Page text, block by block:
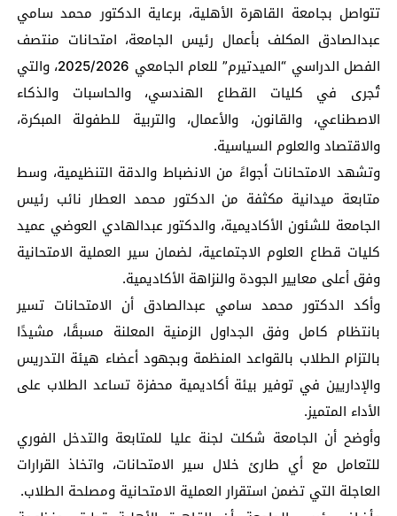
تتواصل بجامعة القاهرة الأهلية، برعاية الدكتور محمد سامي
عبدالصادق المكلف بأعمال رئيس الجامعة، امتحانات منتصف
الفصل الدراسي “الميدتيرم” للعام الجامعي 2025/2026، والتي
تُجرى في كليات القطاع الهندسي، والحاسبات والذكاء
الاصطناعي، والقانون، والأعمال، والتربية للطفولة المبكرة،
والاقتصاد والعلوم السياسية.
وتشهد الامتحانات أجواءً من الانضباط والدقة التنظيمية، وسط
متابعة ميدانية مكثفة من الدكتور محمد العطار نائب رئيس
الجامعة للشئون الأكاديمية، والدكتور عبدالهادي العوضي عميد
كليات قطاع العلوم الاجتماعية، لضمان سير العملية الامتحانية
وفق أعلى معايير الجودة والنزاهة الأكاديمية.
وأكد الدكتور محمد سامي عبدالصادق أن الامتحانات تسير
بانتظام كامل وفق الجداول الزمنية المعلنة مسبقًا، مشيدًا
بالتزام الطلاب بالقواعد المنظمة وبجهود أعضاء هيئة التدريس
والإداريين في توفير بيئة أكاديمية محفزة تساعد الطلاب على
الأداء المتميز.
وأوضح أن الجامعة شكلت لجنة عليا للمتابعة والتدخل الفوري
للتعامل مع أي طارئ خلال سير الامتحانات، واتخاذ القرارات
العاجلة التي تضمن استقرار العملية الامتحانية ومصلحة الطلاب.